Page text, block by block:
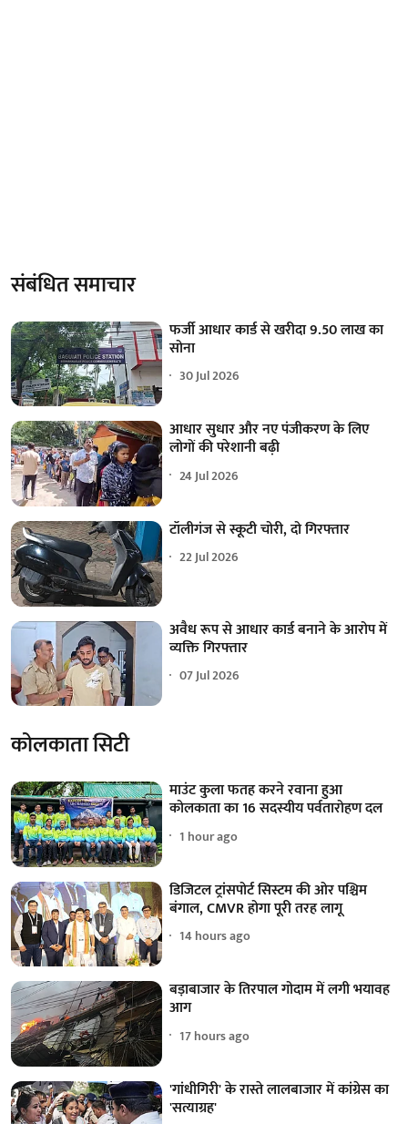
संबंधित समाचार
फर्जी आधार कार्ड से खरीदा 9.50 लाख का
सोना
30 Jul 2026
आधार सुधार और नए पंजीकरण के लिए
लोगों की परेशानी बढ़ी
24 Jul 2026
टॉलीगंज से स्कूटी चोरी, दो गिरफ्तार
22 Jul 2026
अवैध रूप से आधार कार्ड बनाने के आरोप में
व्यक्ति गिरफ्तार
07 Jul 2026
कोलकाता सिटी
माउंट कुला फतह करने रवाना हुआ
कोलकाता का 16 सदस्यीय पर्वतारोहण दल
1 hour ago
डिजिटल ट्रांसपोर्ट सिस्टम की ओर पश्चिम
बंगाल, CMVR होगा पूरी तरह लागू
14 hours ago
बड़ाबाजार के तिरपाल गोदाम में लगी भयावह
आग
17 hours ago
'गांधीगिरी' के रास्ते लालबाजार में कांग्रेस का
'सत्याग्रह'